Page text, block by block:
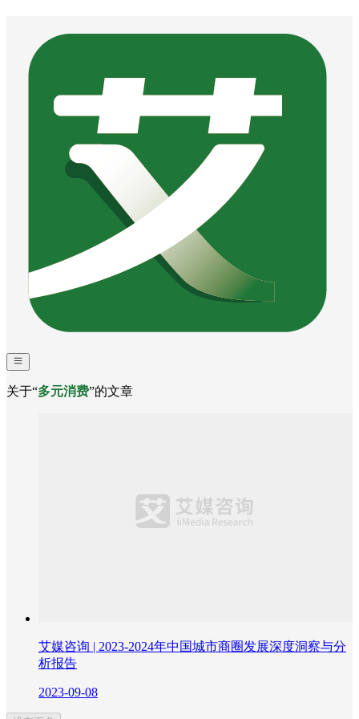
关于“多元消费”的文章
艾媒咨询 | 2023-2024年中国城市商圈发展深度洞察与分
析报告
2023-09-08